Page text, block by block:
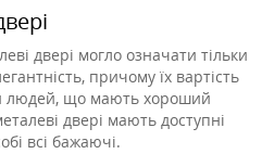
двері могло означати тільки
причому їх вартість
людей, що мають хороший
двері мають доступні
всі бажаючі.